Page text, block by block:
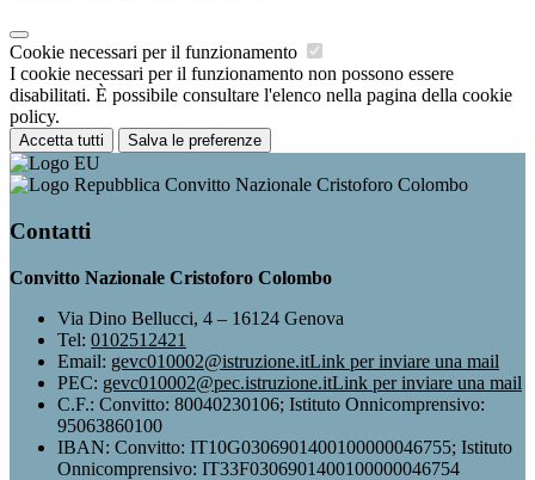
Cookie necessari per il funzionamento
I cookie necessari per il funzionamento non possono essere
disabilitati. È possibile consultare l'elenco nella pagina della cookie
policy.
Accetta tutti Salva le preferenze
Convitto Nazionale Cristoforo Colombo
Contatti
Convitto Nazionale Cristoforo Colombo
Via Dino Bellucci, 4 – 16124 Genova
Tel: 0102512421
Email: gevc010002@istruzione.itLink per inviare una mail
PEC: gevc010002@pec.istruzione.itLink per inviare una mail
C.F.: Convitto: 80040230106; Istituto Onnicomprensivo:
95063860100
IBAN: Convitto: IT10G0306901400100000046755; Istituto
Onnicomprensivo: IT33F0306901400100000046754